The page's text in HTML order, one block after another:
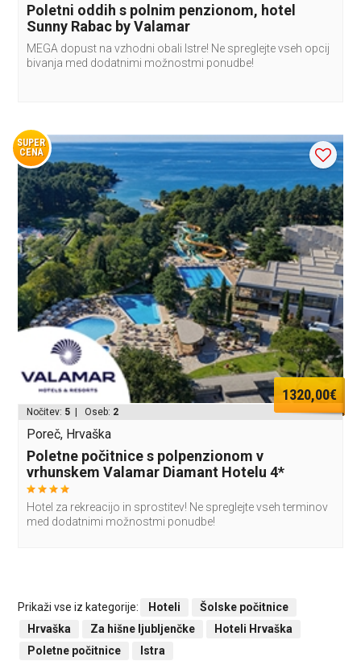
Poletni oddih s polnim penzionom, hotel
Sunny Rabac by Valamar
MEGA dopust na vzhodni obali Istre! Ne spreglejte vseh opcij
bivanja med dodatnimi možnostmi ponudbe!
SUPER
CENA
1320,00€
Nočitev: 5 | Oseb: 2
Poreč, Hrvaška
Poletne počitnice s polpenzionom v
vrhunskem Valamar Diamant Hotelu 4*
Hotel za rekreacijo in sprostitev! Ne spreglejte vseh terminov
med dodatnimi možnostmi ponudbe!
Prikaži vse iz kategorije: Hoteli
Šolske počitnice
Hrvaška
Za hišne ljubljenčke
Hoteli Hrvaška
Poletne počitnice
Istra